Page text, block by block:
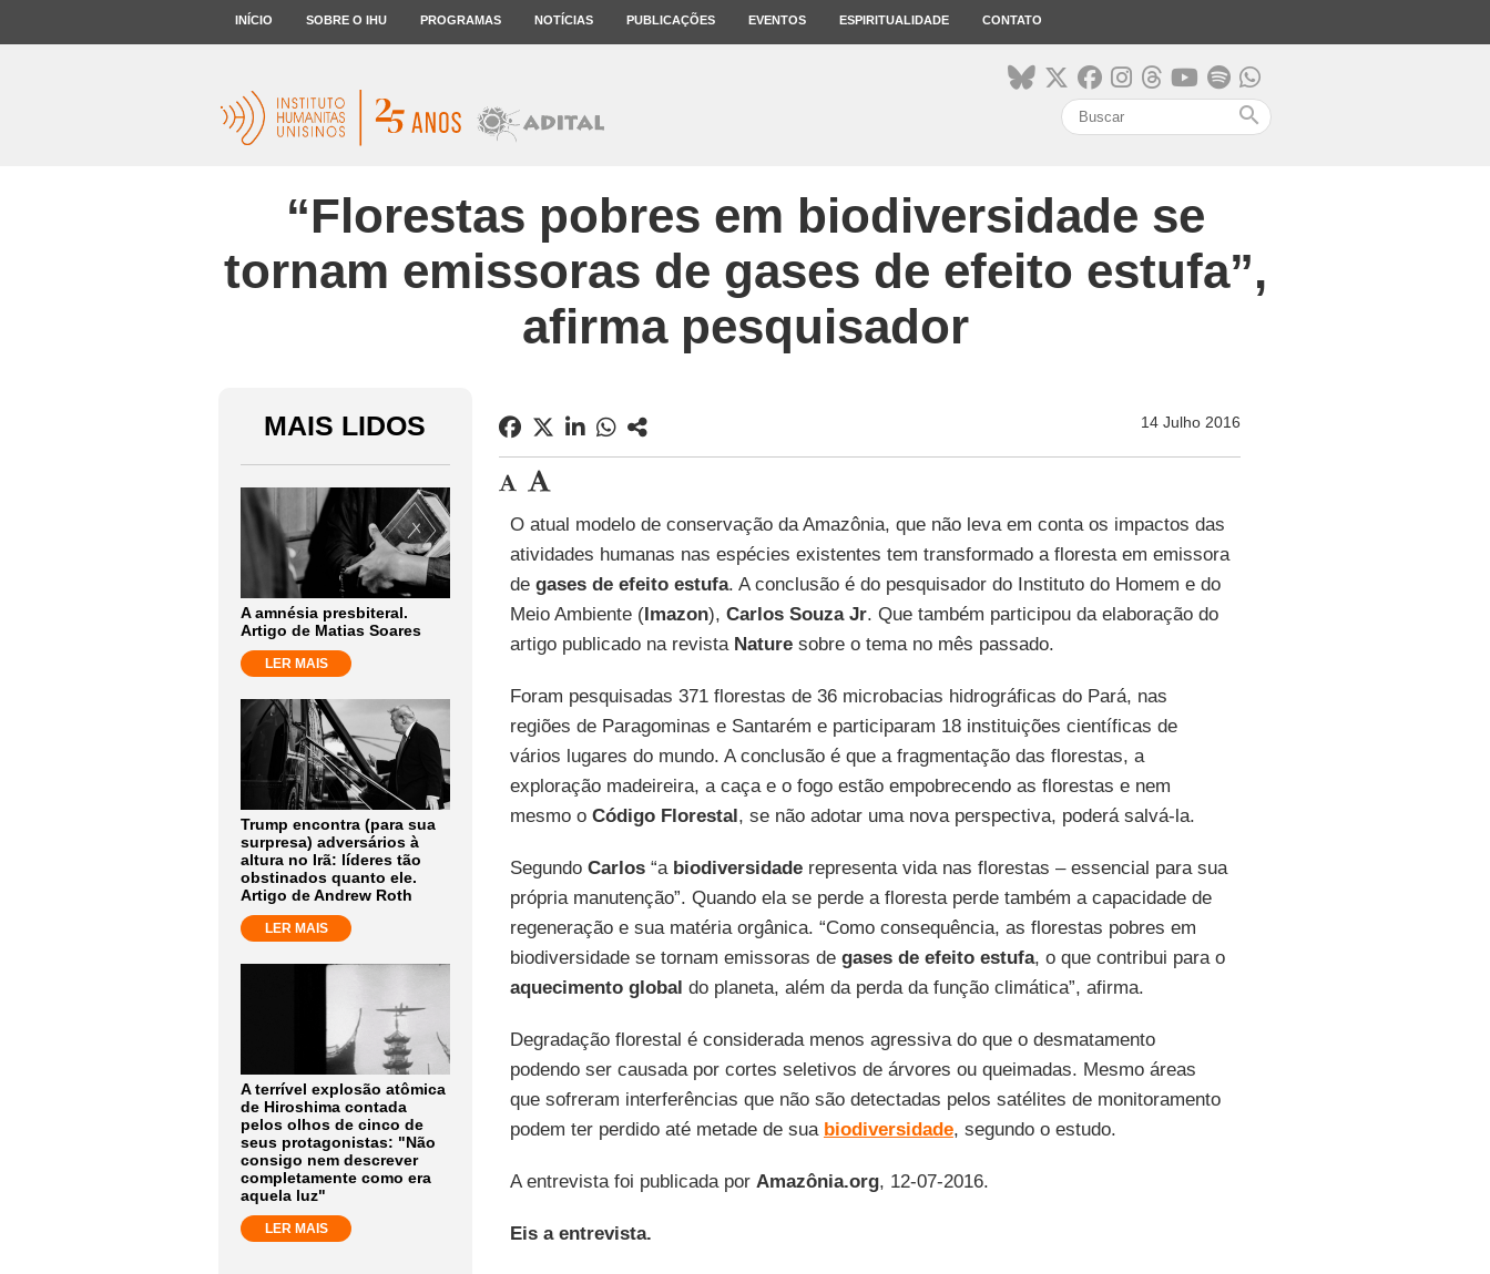
INÍCIO SOBRE O IHU PROGRAMAS NOTÍCIAS PUBLICAÇÕES EVENTOS ESPIRITUALIDADE CONTATO
search
“Florestas pobres em biodiversidade se
tornam emissoras de gases de efeito estufa”,
afirma pesquisador
MAIS LIDOS
A amnésia presbiteral.
Artigo de Matias Soares
LER MAIS
Trump encontra (para sua
surpresa) adversários à
altura no Irã: líderes tão
obstinados quanto ele.
Artigo de Andrew Roth
LER MAIS
A terrível explosão atômica
de Hiroshima contada
pelos olhos de cinco de
seus protagonistas: "Não
consigo nem descrever
completamente como era
aquela luz"
LER MAIS
14 Julho 2016
O atual modelo de conservação da Amazônia, que não leva em conta os impactos das
atividades humanas nas espécies existentes tem transformado a floresta em emissora
de gases de efeito estufa. A conclusão é do pesquisador do Instituto do Homem e do
Meio Ambiente (Imazon), Carlos Souza Jr. Que também participou da elaboração do
artigo publicado na revista Naturesobre o tema no mês passado.
Foram pesquisadas 371 florestas de 36 microbacias hidrográficas do Pará, nas
regiões de Paragominas e Santarém e participaram 18 instituições científicas de
vários lugares do mundo. A conclusão é que a fragmentação das florestas, a
exploração madeireira, a caça e o fogo estão empobrecendo as florestas e nem
mesmo o Código Florestal, se não adotar uma nova perspectiva, poderá salvá-la.
Segundo Carlos“a biodiversidaderepresenta vida nas florestas – essencial para sua
própria manutenção”. Quando ela se perde a floresta perde também a capacidade de
regeneração e sua matéria orgânica. “Como consequência, as florestas pobres em
biodiversidade se tornam emissoras de gases de efeito estufa, o que contribui para o
aquecimento global do planeta, além da perda da função climática”, afirma.
Degradação florestal é considerada menos agressiva do que o desmatamento
podendo ser causada por cortes seletivos de árvores ou queimadas. Mesmo áreas
que sofreram interferências que não são detectadas pelos satélites de monitoramento
podem ter perdido até metade de sua biodiversidade, segundo o estudo.
A entrevista foi publicada por Amazônia.org, 12-07-2016.
Eis a entrevista.